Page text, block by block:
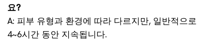
요?
A: 피부 유형과 환경에 따라 다르지만, 일반적으로
4~6시간 동안 지속됩니다.